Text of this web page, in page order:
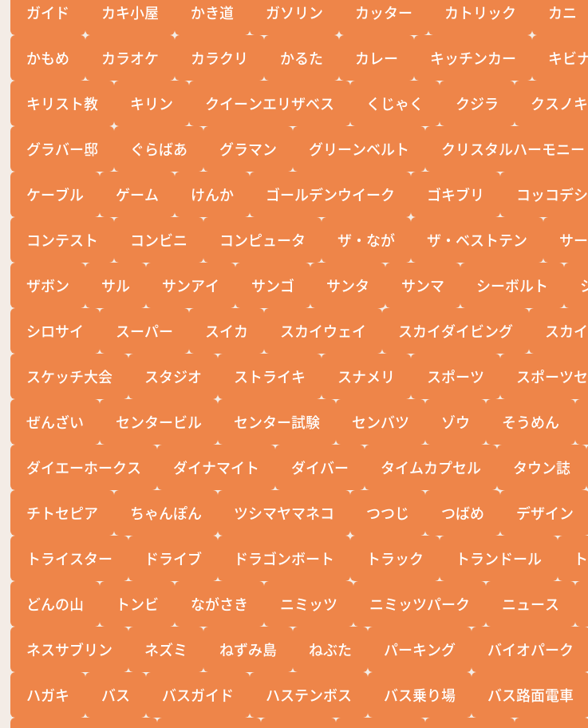
ガイド カキ小屋 かき道 ガソリン カッター カトリック カニ
かもめ カラオケ カラクリ かるた カレー キッチンカー キビ
キリスト教 キリン クイーンエリザベス くじゃく クジラ クスノキ
グラバー邸 ぐらばあ グラマン グリーンベルト クリスタルハーモニー
ケーブル ゲーム けんか ゴールデンウイーク ゴキブリ コッコデ
コンテスト コンビニ コンピュータ ザ・なが ザ・ベストテン サ
ザボン サル サンアイ サンゴ サンタ サンマ シーボルト
シロサイ スーパー スイカ スカイウェイ スカイダイビング スカ
スケッチ大会 スタジオ ストライキ スナメリ スポーツ スポーツ
ぜんざい センタービル センター試験 センバツ ゾウ そうめん
ダイエーホークス ダイナマイト ダイバー タイムカプセル タウン誌
チトセピア ちゃんぽん ツシマヤマネコ つつじ つばめ デザイン
トライスター ドライブ ドラゴンボート トラック トランドール
どんの山 トンビ ながさき ニミッツ ニミッツパーク ニュース
ネスサブリン ネズミ ねずみ島 ねぶた パーキング バイオパーク
ハガキ バス バスガイド ハステンボス バス乗り場 バス路面電車